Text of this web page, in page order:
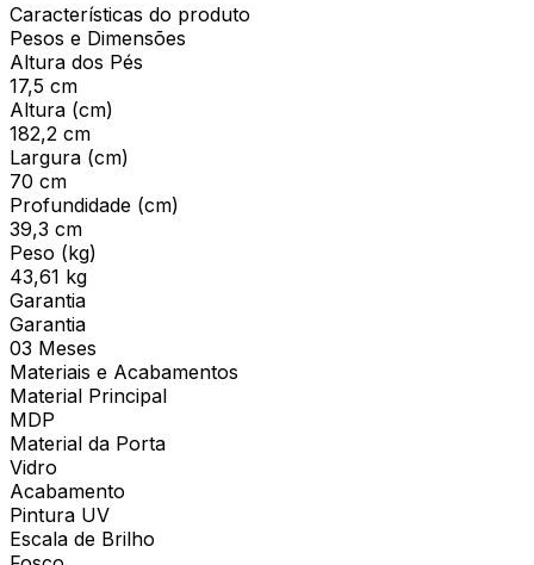
Características do produto
Pesos e Dimensões
Altura dos Pés
17,5 cm
Altura (cm)
182,2 cm
Largura (cm)
70 cm
Profundidade (cm)
39,3 cm
Peso (kg)
43,61 kg
Garantia
Garantia
03 Meses
Materiais e Acabamentos
Material Principal
MDP
Material da Porta
Vidro
Acabamento
Pintura UV
Escala de Brilho